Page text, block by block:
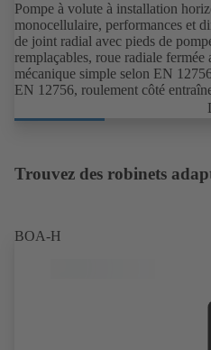
Pompe à volute à installation
monocellulaire, performances et
de joint radial avec pieds de
remplaçables, roue radiale
mécanique simple selon EN
EN 12756, roulement côté
moteur KSB SuPremE sans
0,75 kW à 1500 t/min équipées
Trouvez des robinets
BOA-H